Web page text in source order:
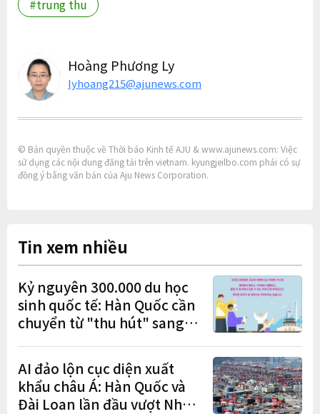
#trung thu
Hoàng Phương Ly
lyhoang215@ajunews.com
© Bản quyền thuộc về Thời báo Kinh tế AJU & www.ajunews.com: Việc
sử dụng các nội dung đăng tải trên vietnam. kyungjeilbo.com phải có sự
đồng ý bằng văn bản của Aju News Corporation.
Tin xem nhiều
Kỷ nguyên 300.000 du học
sinh quốc tế: Hàn Quốc cần
chuyển từ "thu hút" sang
cư"
AI đảo lộn cục diện xuất
khẩu châu Á: Hàn Quốc và
Đài Loan lần đầu vượt Nhật